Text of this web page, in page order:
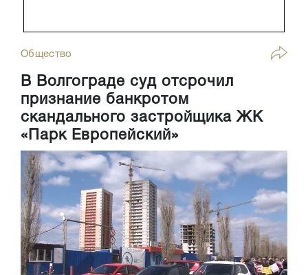
Общество
В Волгограде суд отсрочил
признание банкротом
скандального застройщика ЖК
«Парк Европейский»